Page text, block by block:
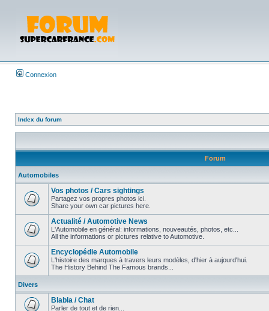
Connexion
Index du forum
Forum
Automobiles
Vos photos / Cars sightings
Partagez vos propres photos ici.
Share your own car pictures here.
Actualité / Automotive News
L'Automobile en général: informations, nouveautés, photos, etc...
All the informations or pictures relative to Automotive.
Encyclopédie Automobile
L'histoire des marques à travers leurs modèles, d'hier à aujourd'hui.
The History Behind The Famous brands...
Divers
Blabla / Chat
Parler de tout et de rien...